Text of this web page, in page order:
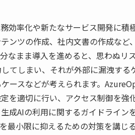
効率化や新たなサービス開発に積
ンツの作成、社内文書の作成など
なまま導入を進めると、思わぬリ
てしまい、それが外部に漏洩する
ースなどが考えられます。
を適切に行い、アクセス制御を強
成AIの利用に関するガイドライン
小限に抑えるための対策を講じ